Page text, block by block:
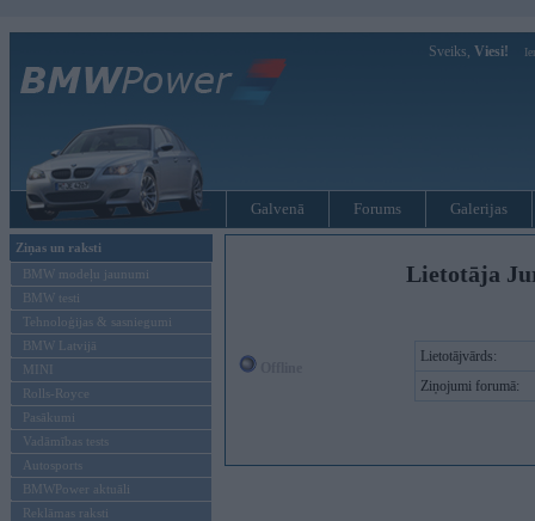
Sveiks, Viesi!
Galvenā Forums Galerijas
Ziņas un raksti
BMW modeļu jaunumi
BMW testi
Tehnoloģijas & sasniegumi
BMW Latvijā
MINI
Rolls-Royce
Pasākumi
Vadāmības tests
Autosports
BMWPower aktuāli
Reklāmas raksti
Lietotāja
Lietotājvārds:
Ziņojumi forumā: